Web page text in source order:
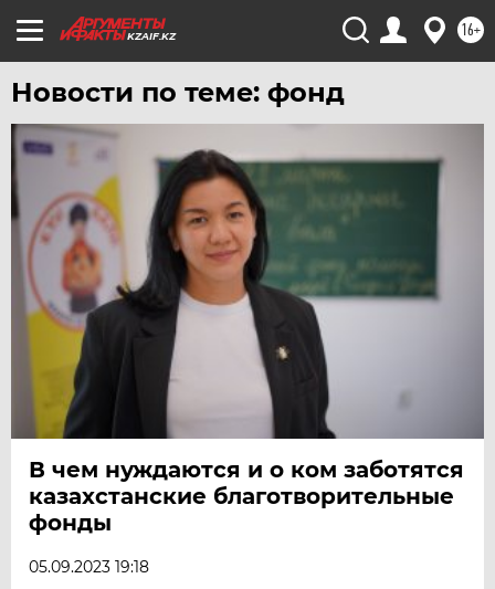
KZAIF.KZ 16+
Новости по теме: фонд
В чем нуждаются и о ком заботятся
казахстанские благотворительные
фонды
05.09.2023 19:18